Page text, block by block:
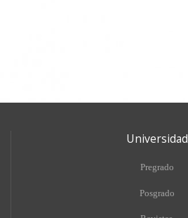
Universidad
Pregrado
Posgrado